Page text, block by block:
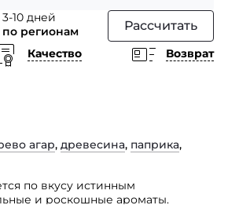
3-10 дней
по регионам
Рассчитать
Качество
Возврат
агар, древесина, паприка,
по вкусу истинным
и роскошные ароматы.